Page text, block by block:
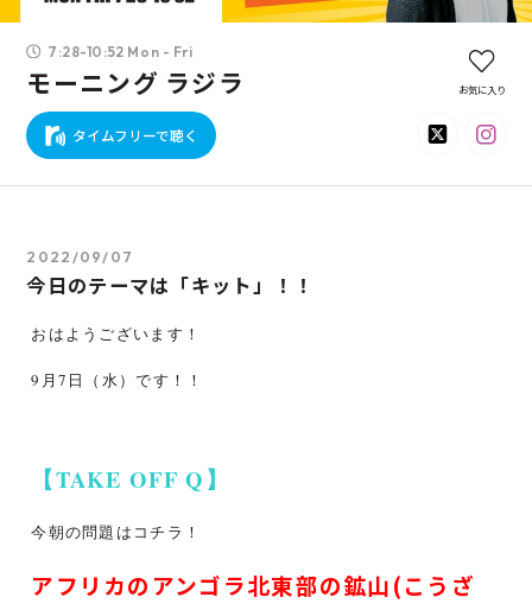
7:28-10:52 Mon - Fri
モーニング ラジラ
タイムフリーで聴く
お気に入り
2022/09/07
今日のテーマは「キット」！！
おはようございます！
9月7日（水）です！！
【TAKE OFF Q】
今朝の問題はコチラ！
アフリカのアンゴラ北東部の鉱山(こうざ